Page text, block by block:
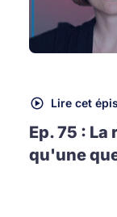
Lire cet
Ep. 75 :
qu'une